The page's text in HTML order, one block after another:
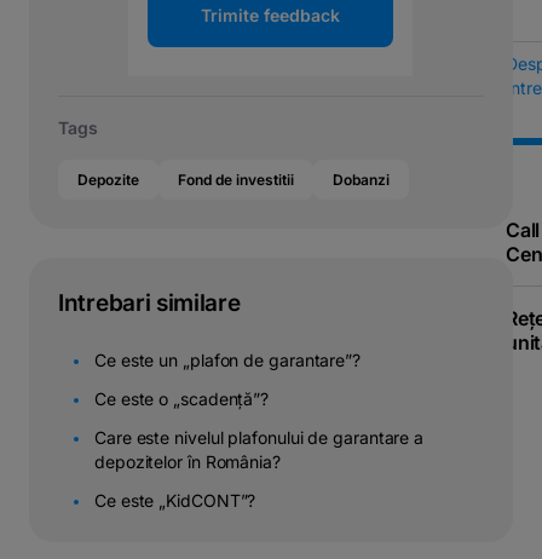
Call
Trimite feedback
Tags
Depozite Fond de investitii Dobanzi
Intrebari similare
Ce este un „plafon de garantare”?
Ce este o „scadență”?
Care este nivelul plafonului de garantare a
depozitelor în România?
Ce este „KidCONT”?